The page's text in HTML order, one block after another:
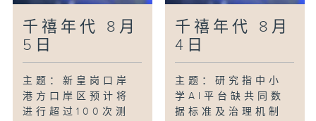
千禧年代 8月
5日
主题：新皇岗口岸
港方口岸区预计将
进行超过100次测
千禧年代 8月
4日
主题：研究指中小
学AI平台缺共同数
据标准及治理机制